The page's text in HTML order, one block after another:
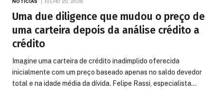
Uma due diligence que mudou o preço de
uma carteira depois da análise crédito a
crédito
Imagine uma carteira de crédito inadimplido oferecida
inicialmente com um preço baseado apenas no saldo devedor
total e na idade média da dívida. Felipe Rassi, especialista…